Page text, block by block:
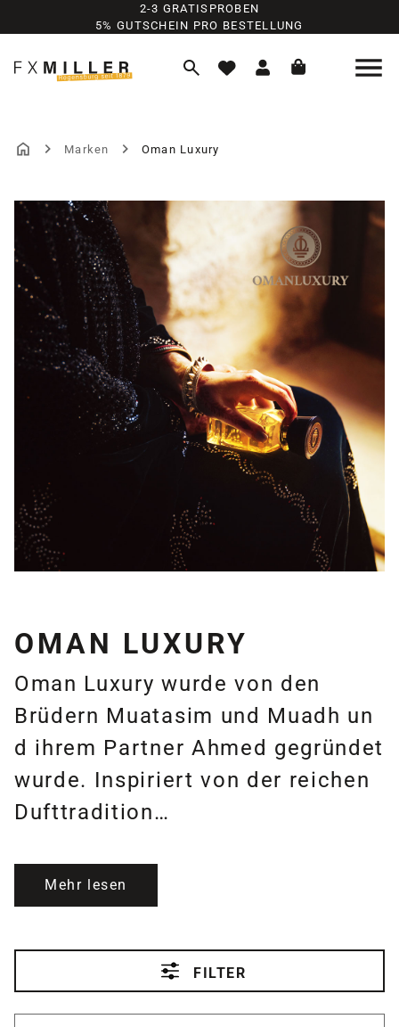
Zum Hauptinhalt springen
2-3 GRATISPROBEN
5% GUTSCHEIN PRO BESTELLUNG
Marken Oman Luxury
OMAN LUXURY
OMAN LUXURY
Oman Luxury wurde von den
Brüdern Muatasim und Muadh un
d ihrem Partner Ahmed gegründet
wurde. Inspiriert von der reichen
Dufttradition…
Mehr lesen
FILTER